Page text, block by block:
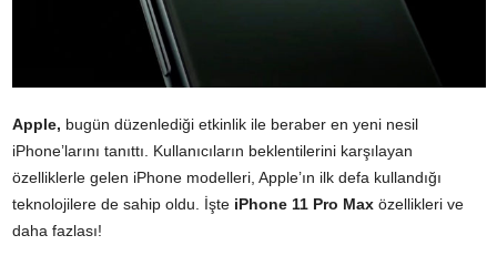
Apple, bugün düzenlediği etkinlik ile beraber en yeni nesil
iPhone’larını tanıttı. Kullanıcıların beklentilerini karşılayan
özelliklerle gelen iPhone modelleri, Apple’ın ilk defa kullandığı
teknolojilere de sahip oldu. İşte iPhone 11 Pro Max özellikleri ve
daha fazlası!